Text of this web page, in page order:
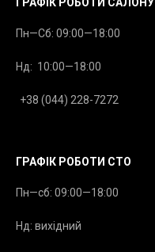
ГРАФІК РОБОТИ САЛОНУ
Пн—Сб: 09:00—18:00
Нд: 10:00—18:00
+38 (044) 228-7272
ГРАФІК РОБОТИ СТО
Пн—сб: 09:00—18:00
Нд: вихідний